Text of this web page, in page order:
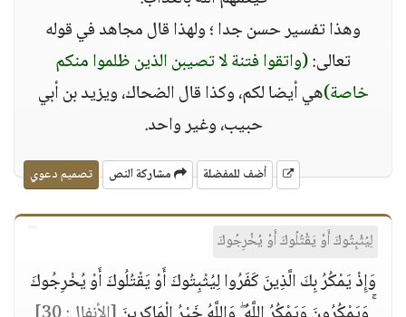
وهذا تفسير حسن جدا ؛ ولهذا قال مجاهد في قوله
تعالى:(واتقوا فتنة لا تصيبن الذين ظلموا منكم
خاصة)هي أيضا لكم، وكذا قال الضحاك، ويزيد بن أبي
حبيب، وغير واحد.
أضف للمفضلة مشاركة النص تصميم دعوي
لِيُثْبِتُوكَ أَوْ يَقْتُلُوكَ أَوْ يُخْرِجُوكَ
وَإِذْ يَمْكُرُ بِكَ الَّذِينَ كَفَرُوا لِيُثْبِتُوكَ أَوْ يَقْتُلُوكَ أَوْ يُخْرِجُوكَ